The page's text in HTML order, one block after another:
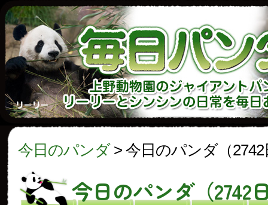
今日のパンダ> 今日のパンダ（2742
今日のパンダ（2742